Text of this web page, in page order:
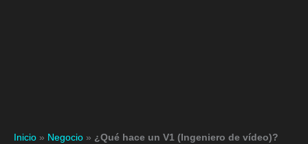
Inicio » Negocio » ¿Qué hace un V1 (Ingeniero de vídeo)?